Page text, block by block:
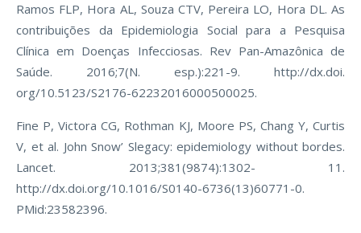
Ramos FLP, Hora AL, Souza CTV, Pereira LO, Hora DL. As
contribuições da Epidemiologia Social para a Pesquisa
Clínica em Doenças Infecciosas. Rev Pan-Amazônica de
Saúde. 2016;7(N. esp.):221-9. http://dx.doi.
org/10.5123/S2176-62232016000500025.
Fine P, Victora CG, Rothman KJ, Moore PS, Chang Y, Curtis
V, et al. John Snow’ Slegacy: epidemiology without bordes.
Lancet. 2013;381(9874):1302- 11.
http://dx.doi.org/10.1016/S0140-6736(13)60771-0.
PMid:23582396.